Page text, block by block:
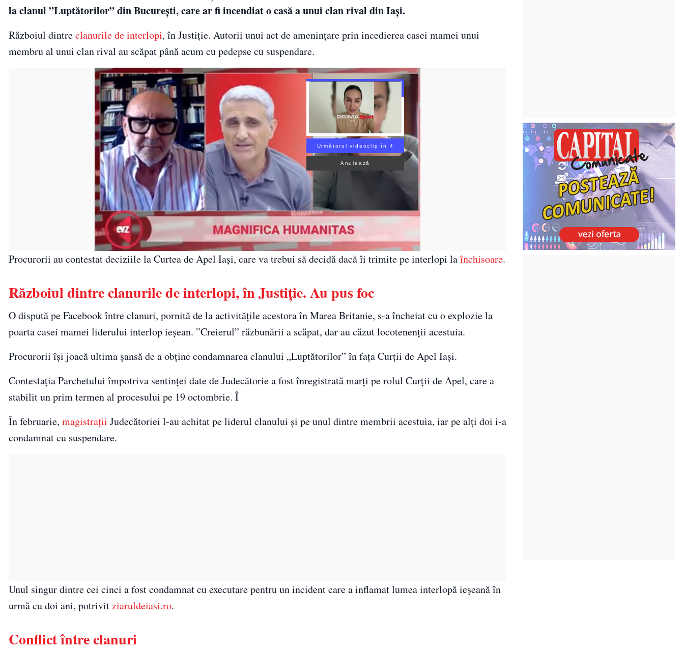
la clanul ”Luptătorilor” din București, care ar fi incendiat o casă a unui clan rival din Iași.
Războiul dintreclanurile de interlopi, în Justiție. Autorii unui act de amenințare prin incedierea casei mamei unui
membru al unui clan rival au scăpat până acum cu pedepse cu suspendare.
Următorul videoclip în 3
Anulează
Procurorii au contestat deciziile la Curtea de Apel Iași, care va trebui să decidă dacă îi trimite pe interlopi laînchisoare.
Războiul dintre clanurile de interlopi, în Justiție. Au pus foc
O dispută pe Facebook între clanuri, pornită de la activităţile acestora în Marea Britanie, s-a încheiat cu o explozie la
poarta casei mamei liderului interlop ieşean. ”Creierul” răzbunării a scăpat, dar au căzut locotenenţii acestuia.
Procurorii îşi joacă ultima şansă de a obţine condamnarea clanului „Luptătorilor” în faţa Curţii de Apel Iaşi.
Contestaţia Parchetului împotriva sentinţei date de Judecătorie a fost înregistrată marţi pe rolul Curţii de Apel, care a
stabilit un prim termen al procesului pe 19 octombrie. Î
În februarie, magistraţii Judecătoriei l-au achitat pe liderul clanului şi pe unul dintre membrii acestuia, iar pe alţi doi i-a
condamnat cu suspendare.
Unul singur dintre cei cinci a fost condamnat cu executare pentru un incident care a inflamat lumea interlopă ieşeană în
urmă cu doi ani, potrivitziaruldeiasi.ro.
Conflict între clanuri